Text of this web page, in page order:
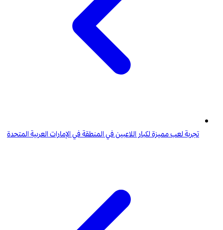
تجربة لعب مميزة لكبار اللاعبين في المنطقة في الإمارات العربية المتحدة